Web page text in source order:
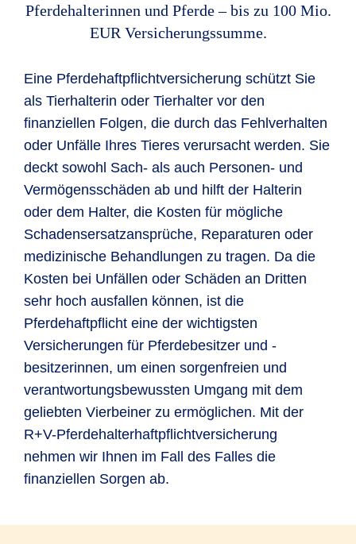
Pferdehalterinnen und Pferde – bis zu 100 Mio.
EUR Versicherungssumme.
Eine Pferdehaftpflichtversicherung schützt Sie
als Tierhalterin oder Tierhalter vor den
finanziellen Folgen, die durch das Fehlverhalten
oder Unfälle Ihres Tieres verursacht werden. Sie
deckt sowohl Sach- als auch Personen- und
Vermögensschäden ab und hilft der Halterin
oder dem Halter, die Kosten für mögliche
Schadensersatzansprüche, Reparaturen oder
medizinische Behandlungen zu tragen. Da die
Kosten bei Unfällen oder Schäden an Dritten
sehr hoch ausfallen können, ist die
Pferdehaftpflicht eine der wichtigsten
Versicherungen für Pferdebesitzer und -
besitzerinnen, um einen sorgenfreien und
verantwortungsbewussten Umgang mit dem
geliebten Vierbeiner zu ermöglichen. Mit der
R+V-Pferdehalterhaftpflichtversicherung
nehmen wir Ihnen im Fall des Falles die
finanziellen Sorgen ab.